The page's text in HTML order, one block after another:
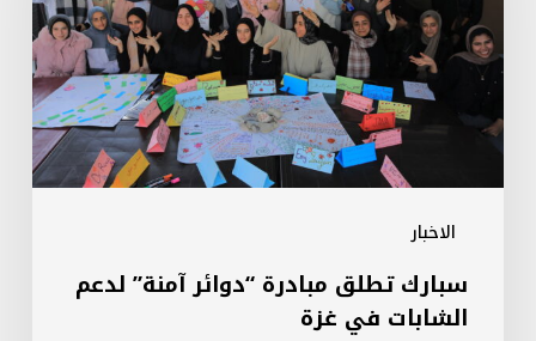
الاخبار
آمنة”
لدعم
الشابات
في
غزة
سبارك تطلق مبادرة “دوائر آمنة” لدعم
الشابات في غزة